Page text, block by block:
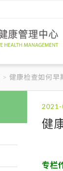
健康检查如何早
健
专栏